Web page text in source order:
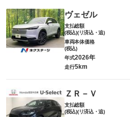
ヴェゼル
支払総額
(税込)(リ済込・追)
車両本体価格
(税込)
年式2026年
走行5km
ＺＲ－Ｖ
支払総額
(税込)(リ済込・追)